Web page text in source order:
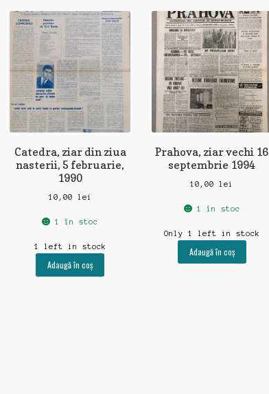
Catedra, ziar din ziua
nasterii, 5 februarie,
1990
10,00 lei
1 în stoc
1 left in stock
Adaugă în coș
Prahova, ziar vechi 16
septembrie 1994
10,00lei
1 în stoc
Only 1 left in stock
Adaugă în coș